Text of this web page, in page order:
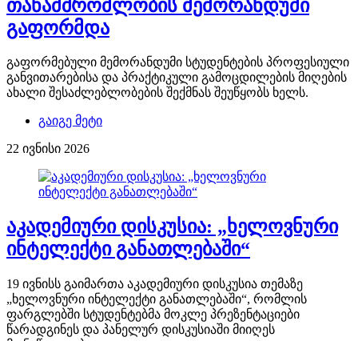
თანამშრომლობის მემორანდუმი
გაფორმდა
გაფორმებული მემორანდუმი სტუდენტების პროფესიული
განვითარებისა და პრაქტიკული გამოცდილების მიღების
ახალი შესაძლებლობების შექმნას შეუწყობს ხელს.
გაიგე მეტი
22 ივნისი 2026
აკადემიური დისკუსია: „ხელოვნური
ინტელექტი განათლებაში“
19 ივნისს გაიმართა აკადემიური დისკუსია თემაზე
„ხელოვნური ინტელექტი განათლებაში“, რომლის
ფარგლებში სტუდენტებმა მოკლე პრეზენტაციები
წარადგინეს და პანელურ დისკუსიაში მიიღეს